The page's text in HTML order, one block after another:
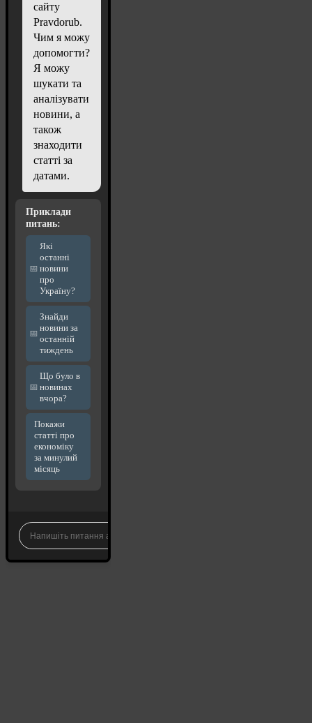
сайту
Pravdorub.
Чим я можу
допомогти?
Я можу
шукати та
аналізувати
новини, а
також
знаходити
статті за
датами.
Приклади
питань:
Які
останні
новини
про
Україну?
Знайди
новини за
останній
тиждень
Що було в
новинах
вчора?
Покажи
статті про
економіку
за минулий
місяць